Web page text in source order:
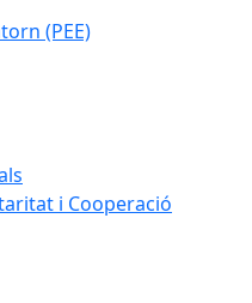
(PEE)
i Cooperació